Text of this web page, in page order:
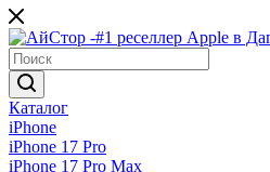
Каталог
iPhone
iPhone 17 Pro
iPhone 17 Pro Max